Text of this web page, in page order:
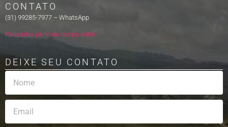
CONTATO
(31) 99285-7977 – WhatsApp
Pousadas perto da rampa entre
DEIXE SEU CONTATO